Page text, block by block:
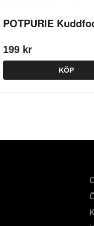
POTPURIE
199 kr
KÖP